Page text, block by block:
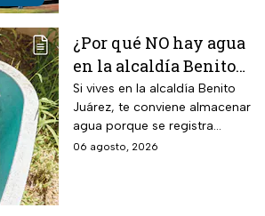
¿Por qué NO hay agua
en la alcaldía Benito
Juárez? Lista de
colonias afectadas
hasta el viernes
Si vives en la alcaldía Benito
Juárez, te conviene almacenar
agua porque se registra
suspensión del suministro por
06 agosto, 2026